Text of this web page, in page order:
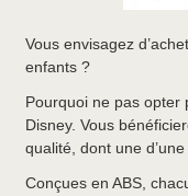
Vous envisagez
enfants ?
Pourquoi ne pas opter
Disney. Vous
qualité, dont une
Conçues en ABS,